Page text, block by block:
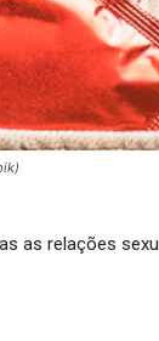
as relações